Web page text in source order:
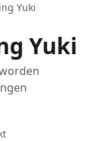
Yuki
Yuki